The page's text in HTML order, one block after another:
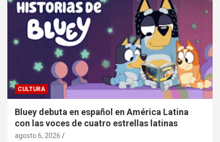
CULTURA
Bluey debuta en español en América Latina
con las voces de cuatro estrellas latinas
agosto 6, 2026